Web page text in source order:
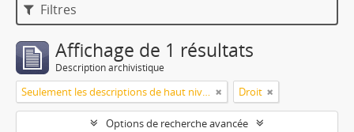
Filtres
Affichage de 1 résultats
Description archivistique
Seulement les descriptions de haut niveau Droit
Options de recherche avancée